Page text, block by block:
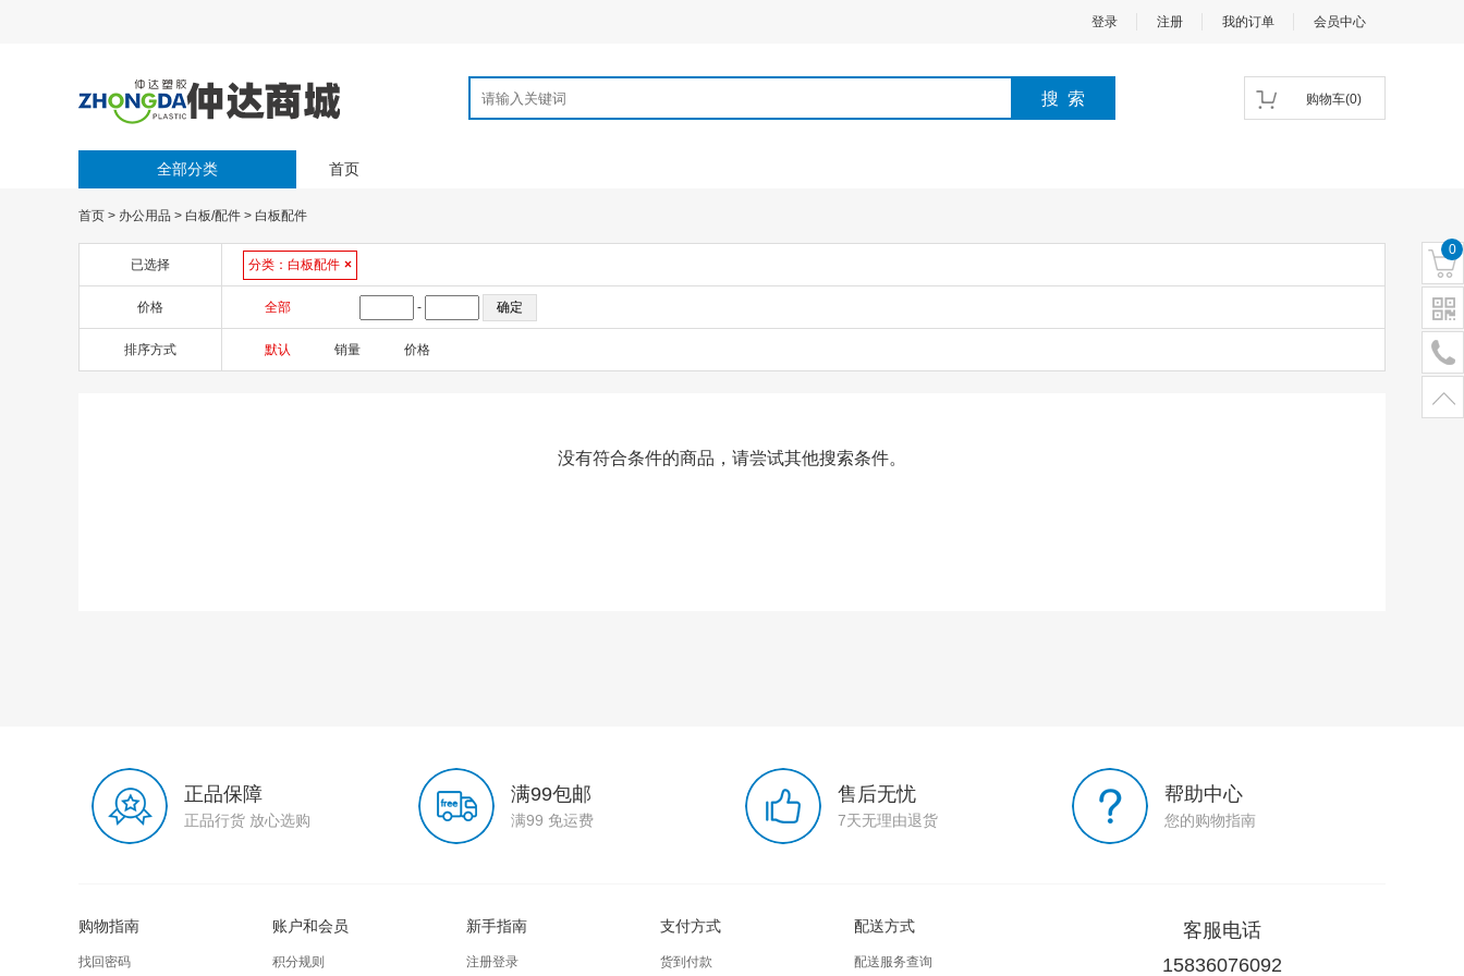
登录 注册 我的订单 会员中心
购物车(0)
全部分类 首页
首页 > 办公用品 > 白板/配件 > 白板配件
已选择 分类： 白板配件 ×
价格 全部 -
排序方式 默认 销量 价格
没有符合条件的商品，请尝试其他搜索条件。
正品保障
正品行货 放心选购
满99包邮
满99 免运费
售后无忧
7天无理由退货
帮助中心
您的购物指南
购物指南
找回密码
账户和会员
积分规则
新手指南
注册登录
支付方式
货到付款
配送方式
配送服务查询
客服电话
15836076092
0